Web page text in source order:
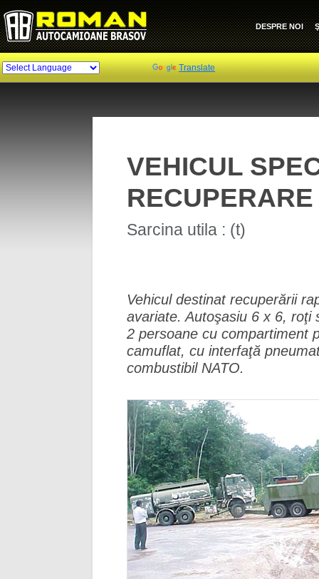
DESPRE NOI
Translate
VEHICUL
Sarcina utila : (t)
Vehicul destinat recuperării
avariate. Autoşasiu 6 x 6, roţi
2 persoane cu compartiment
camuflat, cu interfaţă
combustibil NATO.